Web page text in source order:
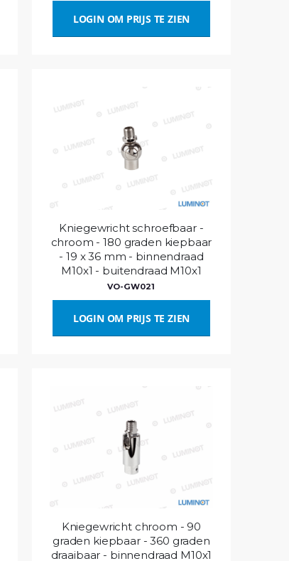
LOGIN OM PRIJS TE ZIEN
Kniegewricht schroefbaar -
chroom - 180 graden kiepbaar
- 19 x 36 mm - binnendraad
M10x1 - buitendraad M10x1
VO-GW021
LOGIN OM PRIJS TE ZIEN
Kniegewricht chroom - 90
graden kiepbaar - 360 graden
draaibaar - binnendraad M10x1